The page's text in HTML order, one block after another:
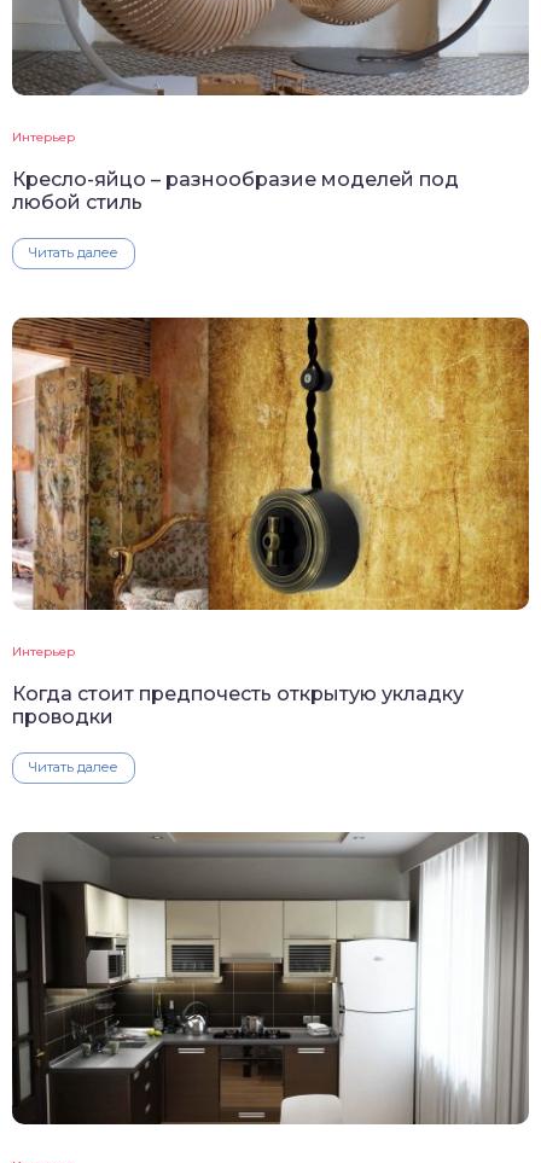
Интерьер
Кресло-яйцо – разнообразие моделей под
любой стиль
Читать далее
Интерьер
Когда стоит предпочесть открытую укладку
проводки
Читать далее